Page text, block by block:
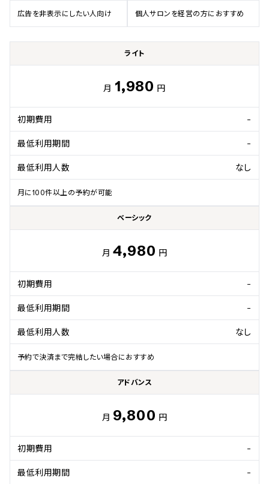
広告を非表示にしたい人向け 個人サロンを経営の方におすすめ
ライト
月 1,980 円
初期費用 -
最低利用期間 -
最低利用人数 なし
月に100件以上の予約が可能
ベーシック
月 4,980 円
初期費用 -
最低利用期間 -
最低利用人数 なし
予約で決済まで完結したい場合におすすめ
アドバンス
月 9,800 円
初期費用 -
最低利用期間 -